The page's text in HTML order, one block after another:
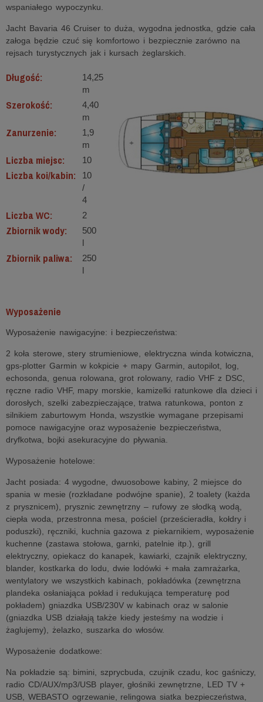
wspaniałego wypoczynku.
Jacht Bavaria 46 Cruiser to duża, wygodna jednostka, gdzie cała
załoga będzie czuć się komfortowo i bezpiecznie zarówno na
rejsach turystycznych jak i kursach żeglarskich.
Długość:
14,25
m
Szerokość:
4,40
m
Zanurzenie:
1,9
m
Liczba miejsc: 10
Liczba koi/kabin:
10
/
4
Liczba WC: 2
Zbiornik wody:
500
l
Zbiornik paliwa:
250
l
Wyposażenie
Wyposażenie nawigacyjne: i bezpieczeństwa:
2 koła sterowe, stery strumieniowe, elektryczna winda kotwiczna,
gps-plotter Garmin w kokpicie + mapy Garmin, autopilot, log,
echosonda, genua rolowana, grot rolowany, radio VHF z DSC,
ręczne radio VHF, mapy morskie, kamizelki ratunkowe dla dzieci i
dorosłych, szelki zabezpieczające, tratwa ratunkowa, ponton z
silnikiem zaburtowym Honda, wszystkie wymagane przepisami
pomoce nawigacyjne oraz wyposażenie bezpieczeństwa,
dryfkotwa, bojki asekuracyjne do pływania.
Wyposażenie hotelowe:
Jacht posiada: 4 wygodne, dwuosobowe kabiny, 2 miejsce do
spania w mesie (rozkładane podwójne spanie), 2 toalety (każda
z prysznicem), prysznic zewnętrzny – rufowy ze słodką wodą,
ciepła woda, przestronna mesa, pościel (prześcieradła, kołdry i
poduszki), ręczniki, kuchnia gazowa z piekarnikiem, wyposażenie
kuchenne (zastawa stołowa, garnki, patelnie itp.), grill
elektryczny, opiekacz do kanapek, kawiarki, czajnik elektryczny,
blander, kostkarka do lodu, dwie lodówki + mała zamrażarka,
wentylatory we wszystkich kabinach, pokładówka (zewnętrzna
plandeka osłaniająca pokład i redukująca temperaturę pod
pokładem) gniazdka USB/230V w kabinach oraz w salonie
(gniazdka USB działają także kiedy jesteśmy na wodzie i
żaglujemy), żelazko, suszarka do włosów.
Wyposażenie dodatkowe:
Na pokładzie są: bimini, szprycbuda, czujnik czadu, koc gaśniczy,
radio CD/AUX/mp3/USB player, głośniki zewnętrzne, LED TV +
USB, WEBASTO ogrzewanie, relingowa siatka bezpieczeństwa,